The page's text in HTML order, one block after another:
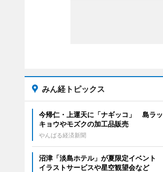
みん経トピックス
今帰仁・上運天に「ナギッコ」 島ラッ
キョウやモズクの加工品販売
やんばる経済新聞
沼津「淡島ホテル」が夏限定イベント
イラストサービスや星空観望会など